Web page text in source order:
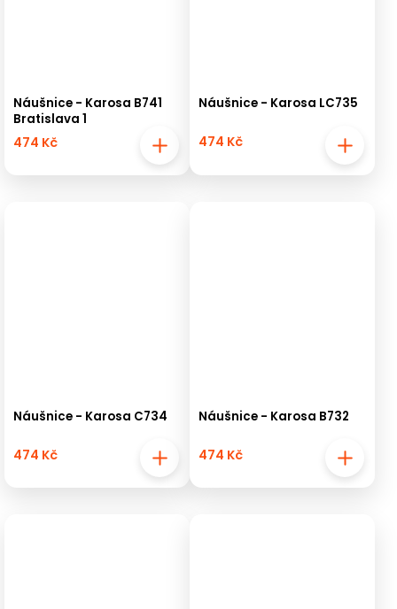
Náušnice - Karosa B741
Bratislava 1
474 Kč
Náušnice - Karosa LC735
474 Kč
Náušnice - Karosa C734
474 Kč
Náušnice - Karosa B732
474 Kč